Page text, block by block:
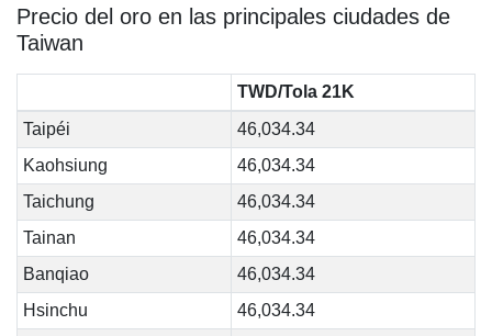
Precio del oro en las principales ciudades de
Taiwan
TWD/Tola 21K
Taipéi
46,034.34
Kaohsiung
46,034.34
Taichung
46,034.34
Tainan
46,034.34
Banqiao
46,034.34
Hsinchu
46,034.34